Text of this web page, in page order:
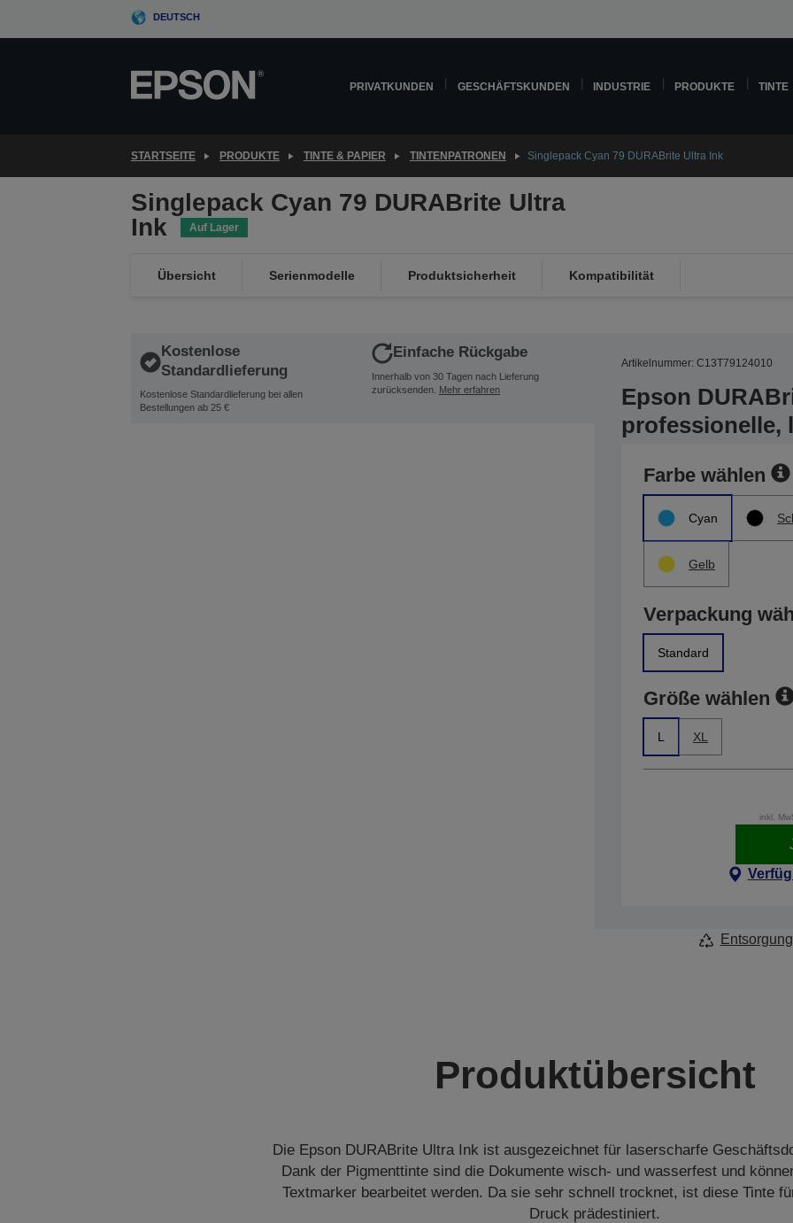
DEUTSCH
PRIVATKUNDEN GESCHÄFTSKUNDEN INDUSTRIE PRODUKTE TINTE
STARTSEITE PRODUKTE TINTE & PAPIER TINTENPATRONEN Singlepack Cyan 79 DURABrite Ultra Ink
Singlepack Cyan 79 DURABrite Ultra
Ink
Auf Lager
Übersicht Serienmodelle Produktsicherheit Kompatibilität
Kostenlose
Standardlieferung
Kostenlose Standardlieferung bei allen
Bestellungen ab 25 €
Einfache Rückgabe
Innerhalb von 30 Tagen nach Lieferung
zurücksenden. Mehr erfahren
Artikelnummer: C13T79124010
Epson
professionelle,
Farbe wählen
Cyan
Gelb
Verpackung
Standard
Größe wählen
L XL
inkl.
Produktübersicht
Die Epson DURABrite Ultra Ink ist ausgezeichnet für laserscharfe
Dank der Pigmenttinte sind die Dokumente wisch- und wasserfest und
Textmarker bearbeitet werden. Da sie sehr schnell trocknet, ist diese Tinte
Druck prädestiniert.